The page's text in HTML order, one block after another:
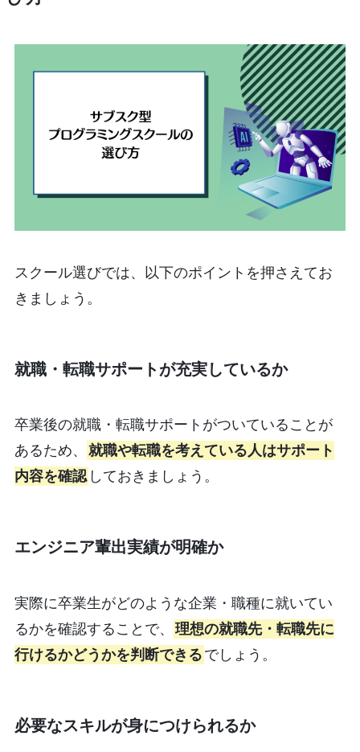
スクール選びでは、以下のポイントを押さえてお
きましょう。
就職・転職サポートが充実しているか
卒業後の就職・転職サポートがついていることが
あるため、
就職や転職を考えている人はサポート
内容を確認 しておきましょう。
エンジニア輩出実績が明確か
実際に卒業生がどのような企業・職種に就いてい
るかを確認することで、
理想の就職先・転職先に
行けるかどうかを判断できる でしょう。
必要なスキルが身につけられるか